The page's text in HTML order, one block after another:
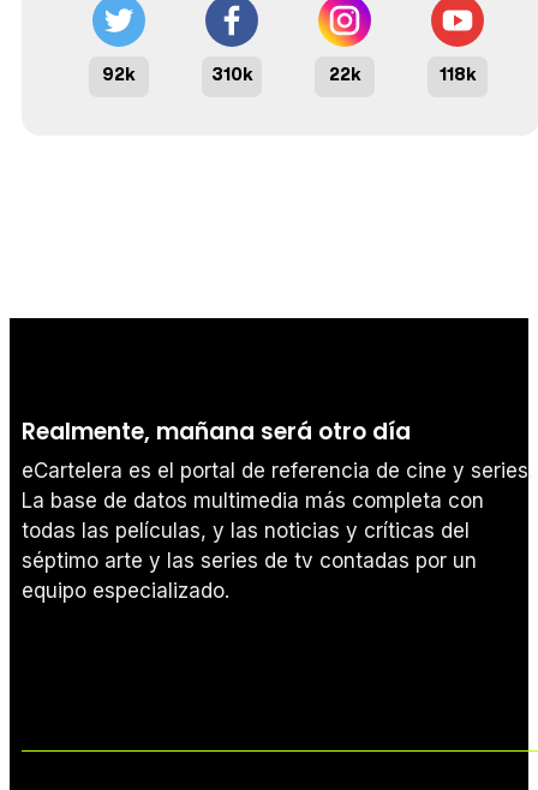
92k 310k 22k 118k
Realmente, mañana será otro día
eCartelera es el portal de referencia de cine y series.
La base de datos multimedia más completa con
todas las películas, y las noticias y críticas del
séptimo arte y las series de tv contadas por un
equipo especializado.